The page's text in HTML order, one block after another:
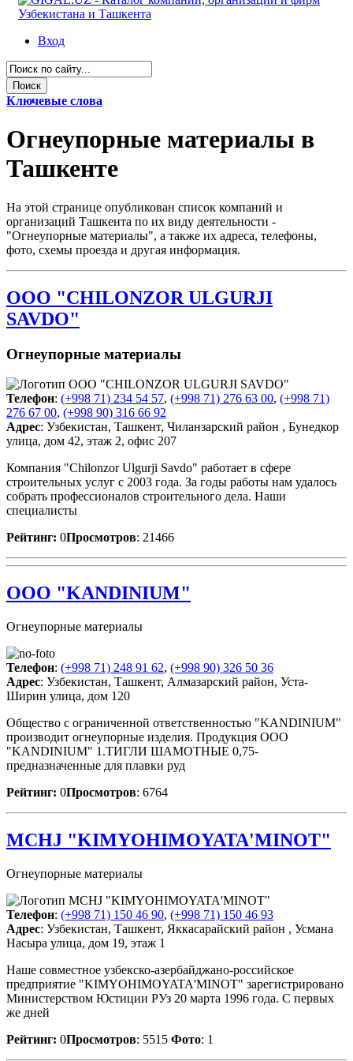
Вход
Ключевые слова
Огнеупорные материалы в
Ташкенте
На этой странице опубликован список компаний и
организаций Ташкента по их виду деятельности -
"Огнеупорные материалы", а также их адреса, телефоны,
фото, схемы проезда и другая информация.
ООО "CHILONZOR ULGURJI
SAVDO"
Огнеупорные материалы
Телефон: (+998 71) 234 54 57, (+998 71) 276 63 00, (+998 71)
276 67 00, (+998 90) 316 66 92
Адрес: Узбекистан, Ташкент, Чиланзарский район , Бунедкор
улица, дом 42, этаж 2, офис 207
Компания "Chilonzor Ulgurji Savdo" работает в сфере
строительных услуг с 2003 года. За годы работы нам удалось
собрать профессионалов строительного дела. Наши
специалисты
Рейтинг: 0Просмотров: 21466
OOO "KANDINIUM"
Огнеупорные материалы
Телефон: (+998 71) 248 91 62, (+998 90) 326 50 36
Адрес: Узбекистан, Ташкент, Алмазарский район, Уста-
Ширин улица, дом 120
Общество с ограниченной ответственностью "KANDINIUM"
производит огнеупорные изделия. Продукция ООО
"KANDINIUM" 1.ТИГЛИ ШАМОТНЫЕ 0,75-
предназначенные для плавки руд
Рейтинг: 0Просмотров: 6764
MCHJ "KIMYOHIMOYATA'MINOT"
Огнеупорные материалы
Телефон: (+998 71) 150 46 90, (+998 71) 150 46 93
Адрес: Узбекистан, Ташкент, Яккасарайский район , Усмана
Насыра улица, дом 19, этаж 1
Наше совместное узбекско-азербайджано-российское
предприятие "KIMYOHIMOYATA'MINOT" зарегистрировано
Министерством Юстиции РУз 20 марта 1996 года. С первых
же дней
Рейтинг: 0Просмотров: 5515 Фото: 1